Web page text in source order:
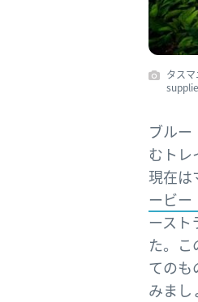
タス
ブル
むトレ
現在は
ービ
ースト
た。
てのも
みまし